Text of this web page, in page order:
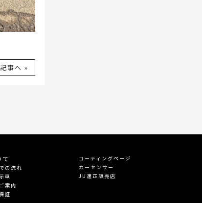
事へ »
の流れ
車
案内
証
コーティングページ
カーセンサー
JU適正販売店